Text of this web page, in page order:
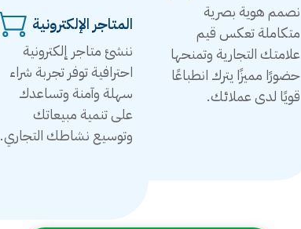
نصمم هوية بصرية
متكاملة تعكس قيم
علامتك التجارية وتمنحها
حضورًا مميزًا يترك انطباعًا
قويًا لدى عملائك.
المتاجر الإلكترونية
ننشئ متاجر إلكترونية
احترافية توفر تجربة شراء
سهلة وآمنة وتساعدك
على تنمية مبيعاتك
وتوسيع نشاطك التجاري.